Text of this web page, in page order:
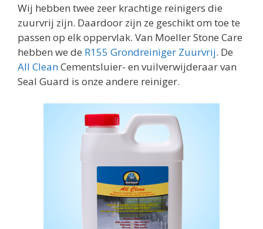
Wij hebben twee zeer krachtige reinigers die
zuurvrij zijn. Daardoor zijn ze geschikt om toe te
passen op elk oppervlak. Van Moeller Stone Care
hebben we de R155 Grondreiniger Zuurvrij. De
All CleanCementsluier- en vuilverwijderaar van
Seal Guard is onze andere reiniger.